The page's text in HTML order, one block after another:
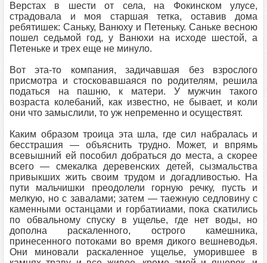
Верстах в шести от села, на Фокинском улусе,
страдовала и моя старшая тетка, оставив дома
ребятишек: Саньку, Ванюху и Петеньку. Саньке весною
пошел седьмой год, у Ванюхи на исходе шестой, а
Петеньке и трех еще не минуло.
Вот эта-то компания, задичавшая без взрослого
присмотра и стосковавшаяся по родителям, решила
податься на пашню, к матери. У мужчин такого
возраста колебаний, как известно, не бывает, и коли
они что замыслили, то уж непременно и осуществят.
Каким образом троица эта шла, где сил набралась и
бесстрашия — объяснить трудно. Может, и впрямь
всевышний ей пособил добраться до места, а скорее
всего — смекалка деревенских детей, сызмальства
привыкших жить своим трудом и догадливостью. На
пути мальчишки преодолели горную речку, пусть и
мелкую, но с завалами; затем — таежную седловину с
каменными останцами и горбатииами, пока скатились
по обвальному спуску в ущелье, где нет воды, но
дополна раскаленного, острого камешника,
принесенного потоками во время дикого вешневодья.
Они миновали раскаленное ущелье, уморившее в